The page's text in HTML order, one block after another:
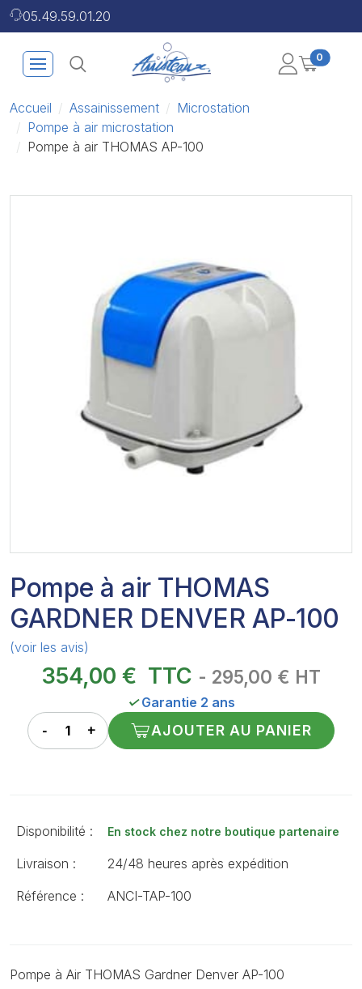
05.49.59.01.20
0
Accueil Assainissement
Microstation
Pompe à air microstation
Pompe à air THOMAS AP-100
Pompe à air THOMAS
GARDNER DENVER AP-100
(voir les avis)
354,00 € TTC - 295,00 € HT
✓Garantie 2 ans
AJOUTER AU PANIER
Disponibilité : En stock chez notre boutique partenaire
Livraison :
24/48 heures après expédition
Référence :
ANCI-TAP-100
Pompe à Air THOMAS Gardner Denver AP-100